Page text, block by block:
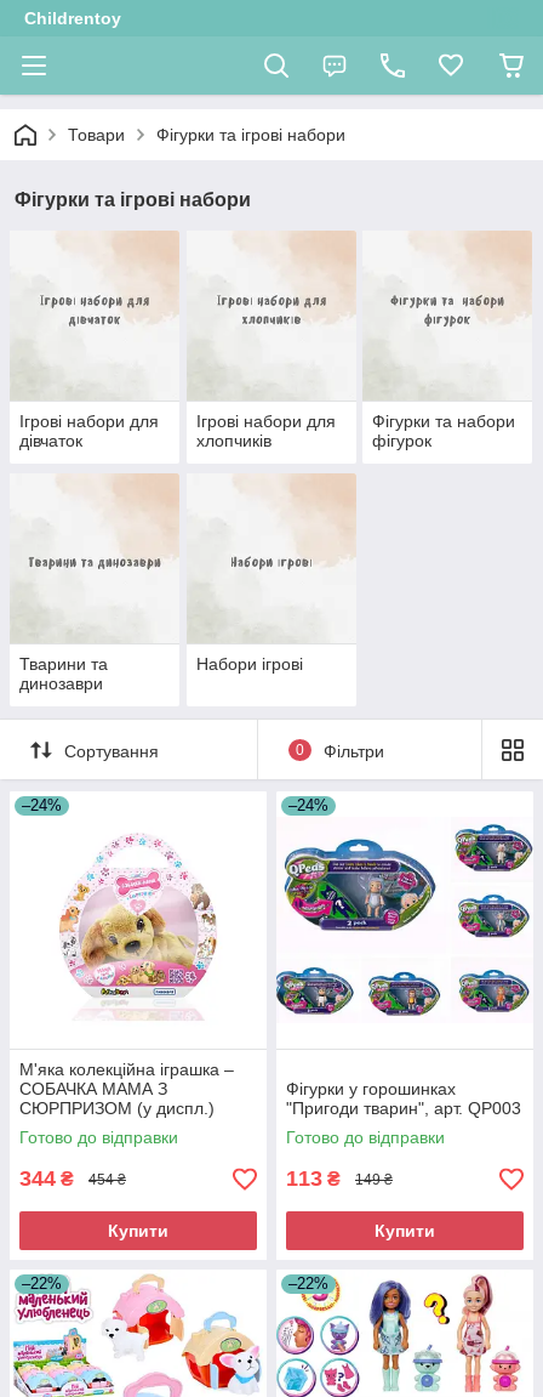
Childrentoy
Товари Фігурки та ігрові набори
Фігурки та ігрові набори
Ігрові набори для
дівчаток
Ігрові набори для
хлопчиків
Фігурки та набори
фігурок
Тварини та
динозаври
Набори ігрові
Сортування 0 Фільтри
–24%
М'яка колекційна іграшка –
СОБАЧКА МАМА З
СЮРПРИЗОМ (у диспл.)
Готово до відправки
344 ₴ 454 ₴
Купити
–24%
Фігурки у горошинках
"Пригоди тварин", арт. QP003
Готово до відправки
113 ₴ 149 ₴
Купити
–22% –22%